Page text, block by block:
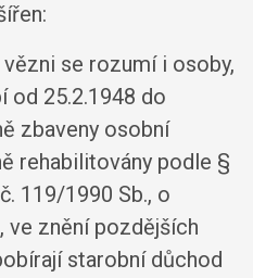
se rozumí i osoby,
od 25.2.1948 do
zbaveny osobní
rehabilitovány podle §
119/1990 Sb., o
ve znění pozdějších
starobní důchod